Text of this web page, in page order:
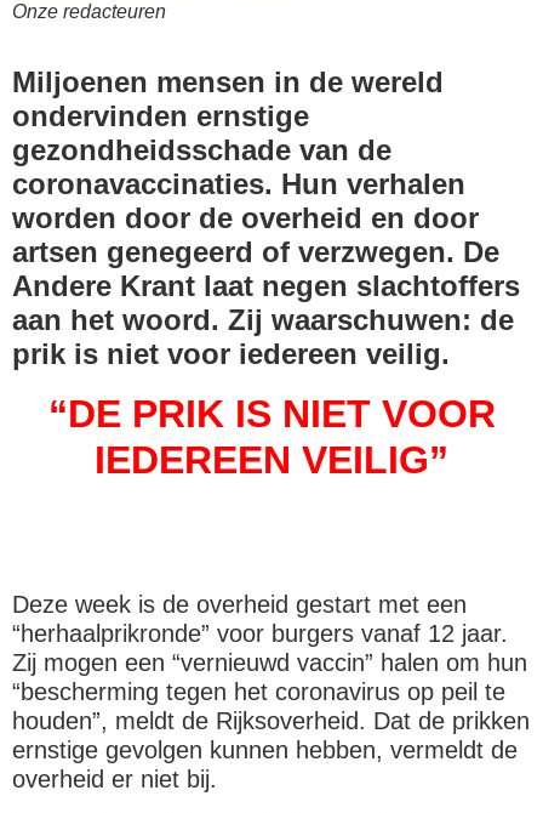
Onze redacteuren
Miljoenen mensen in de wereld
ondervinden ernstige
gezondheidsschade van de
coronavaccinaties. Hun verhalen
worden door de overheid en door
artsen genegeerd of verzwegen. De
Andere Krant laat negen slachtoffers
aan het woord. Zij waarschuwen: de
prik is niet voor iedereen veilig.
“DE PRIK IS NIET VOOR
IEDEREEN VEILIG”
Deze week is de overheid gestart met een
“herhaalprikronde” voor burgers vanaf 12 jaar.
Zij mogen een “vernieuwd vaccin” halen om hun
“bescherming tegen het coronavirus op peil te
houden”, meldt de Rijksoverheid. Dat de prikken
ernstige gevolgen kunnen hebben, vermeldt de
overheid er niet bij.